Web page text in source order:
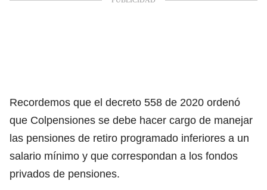
Recordemos que el decreto 558 de 2020 ordenó
que Colpensiones se debe hacer cargo de manejar
las pensiones de retiro programado inferiores a un
salario mínimo y que correspondan a los fondos
privados de pensiones.